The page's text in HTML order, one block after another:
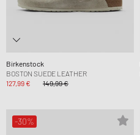
Birkenstock
BOSTON SUEDE LEATHER
127,99 €
149,99 €
-30%